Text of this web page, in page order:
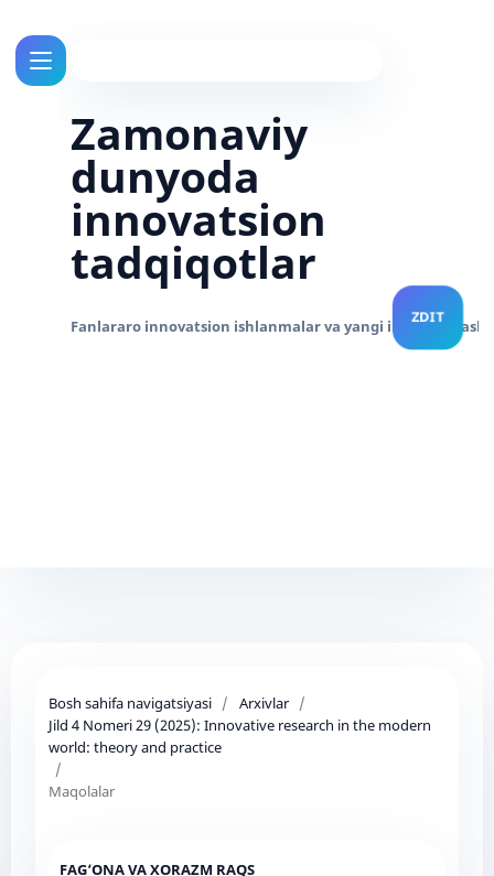
Zamonaviy
dunyoda
innovatsion
tadqiqotlar
Bosh sahifa navigatsiyasi / Arxivlar /
Jild 4 Nomeri 29 (2025): Innovative research in the modern
world: theory and practice
/
Maqolalar
FAG‘ONA VA XORAZM RAQS